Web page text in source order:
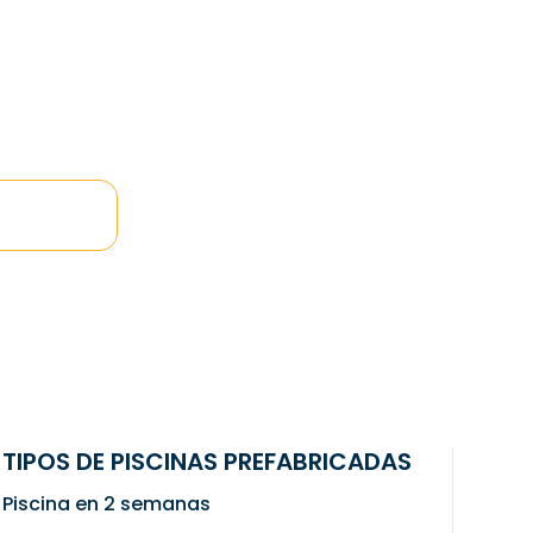
TIPOS DE PISCINAS PREFABRICADAS
Piscina en 2 semanas